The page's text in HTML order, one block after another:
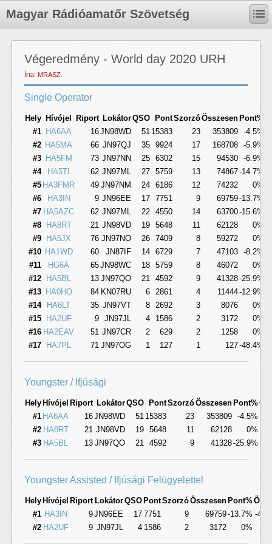
Magyar Rádióamatőr Szövetség
Végeredmény - World day 2020 URH
Írta: MRASZ.
Single Operator
Hely Hívójel Riport LokátorQSO PontSzorzóÖsszesen Pont%
#1 HA6AA 16JN98WD 51 15383 23 353809 -4.5%
#2 HA5MA 66 JN97QJ 35 9924 17 168708 -5.9%
#3 HA5FM 73 JN97NN 25 6302 15 94530 -6.9%
#4
HA5TI 62 JN97ML 27 5759 13 74867-14.7%
#5 HA3FMR 49 JN97NM 24 6186 12 74232
0%
#6
HA3IN 9 JN96EE 17 7751 9 69759-13.7%
#7 HA5AZC 62 JN97ML 22 4550 14 63700-15.6%
#8
HA8RT 21 JN98VD 19 5648 11 62128
0%
#9
HA5JX 76 JN97NO 26 7409 8 59272
0%
#10 HA1WD 60 JN87IF 14 6729 7 47103 -8.2%
#11
HG6A 65JN98WC 18 5759 8 46072
0%
#12
HA5BL 13 JN97QO 21 4592 9 41328-25.9%
#13 HA0HO 84 KN07RU 6 2861 4 11444-12.9%
#14
HA6LT 35 JN97VT 8 2692 3 8076
0%
#15
HA2UF 9 JN97JL 4 1586 2 3172
0%
#16 HA2EAV 51 JN97CR 2 629 2 1258
0%
#17
HA7PL 71 JN97OG 1 127 1 127-48.4%
Youngster / Ifjúsági
Hely Hívójel Riport LokátorQSO PontSzorzóÖsszesen Pont%
#1 HA6AA 16JN98WD 51 15383 23 353809 -4.5%
#2 HA8RT 21 JN98VD 19 5648 11 62128
0%
#3 HA5BL 13 JN97QO 21 4592 9 41328-25.9%
Youngster Assisted / Ifjúsági Felügyelettel
Hely Hívójel Riport LokátorQSO PontSzorzóÖsszesen Pont%
#1 HA3IN 9JN96EE 17 7751 9 69759-13.7% -
#2 HA2UF 9 JN97JL 4 1586 2 3172 0%